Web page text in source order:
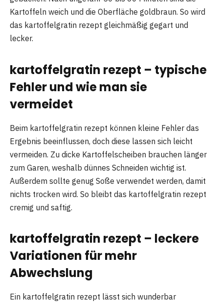
Kartoffeln weich und die Oberfläche goldbraun. So wird
das kartoffelgratin rezept gleichmäßig gegart und
lecker.
kartoffelgratin rezept – typische
Fehler und wie man sie
vermeidet
Beim kartoffelgratin rezept können kleine Fehler das
Ergebnis beeinflussen, doch diese lassen sich leicht
vermeiden. Zu dicke Kartoffelscheiben brauchen länger
zum Garen, weshalb dünnes Schneiden wichtig ist.
Außerdem sollte genug Soße verwendet werden, damit
nichts trocken wird. So bleibt das kartoffelgratin rezept
cremig und saftig.
kartoffelgratin rezept – leckere
Variationen für mehr
Abwechslung
Ein kartoffelgratin rezept lässt sich wunderbar